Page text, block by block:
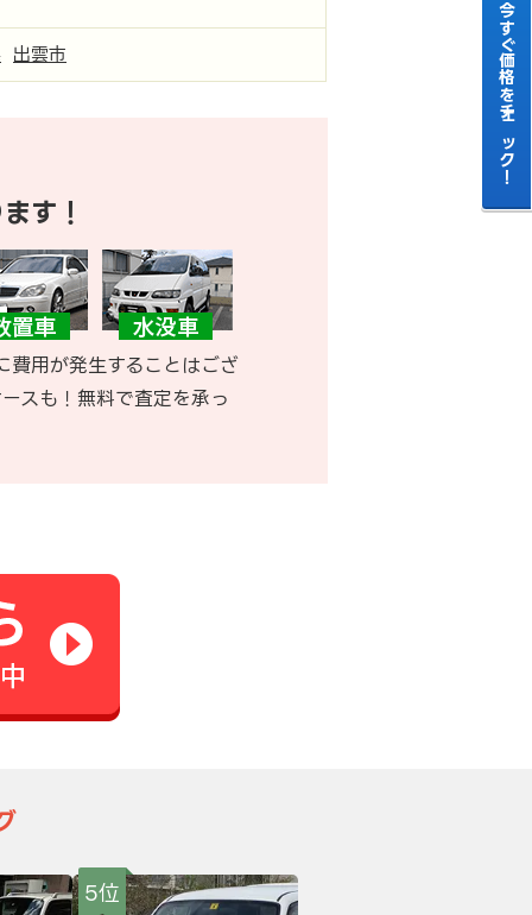
出雲市
す！
費用が発生することはござ
スも！無料で査定を承っ
5位
今すぐ価格をチェック！